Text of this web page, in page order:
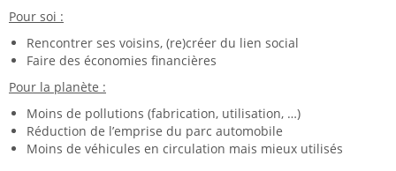
Pour soi :
Rencontrer ses voisins, (re)créer du lien social
Faire des économies financières
Pour la planète :
Moins de pollutions (fabrication, utilisation, …)
Réduction de l’emprise du parc automobile
Moins de véhicules en circulation mais mieux utilisés